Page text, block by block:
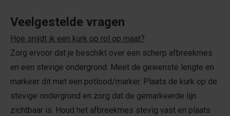
Veelgestelde vragen
Hoe snijdt ik een kurk op rol op maat?
Zorg ervoor dat je beschikt over een scherp afbreekmes
en een stevige ondergrond. Meet de gewenste lengte en
markeer dit met een potlood/marker. Plaats de kurk op de
stevige ondergrond en zorg dat de gemarkeerde lijn
zichtbaar is. Houd het afbreekmes stevig vast en plaats